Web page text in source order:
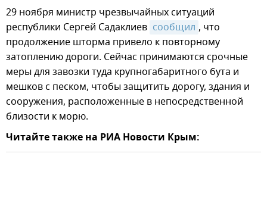
29 ноября министр чрезвычайных ситуаций
республики Сергей Садаклиев сообщил , что
продолжение шторма привело к повторному
затоплению дороги. Сейчас принимаются срочные
меры для завозки туда крупногабаритного бута и
мешков с песком, чтобы защитить дорогу, здания и
сооружения, расположенные в непосредственной
близости к морю.
Читайте также на РИА Новости Крым: